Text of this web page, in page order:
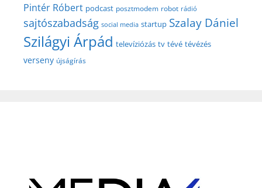
Pintér Róbert podcast posztmodem robot rádió
sajtószabadság social media startup Szalay Dániel
Szilágyi Árpád televíziózás tv tévé tévézés
verseny újságírás